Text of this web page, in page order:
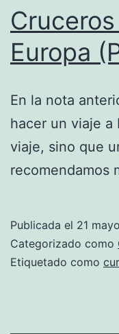
Europa
En la nota
hacer un viaje a
viaje, sino que
recomendamos
Publicada el 21
Categorizado como
Etiquetado como